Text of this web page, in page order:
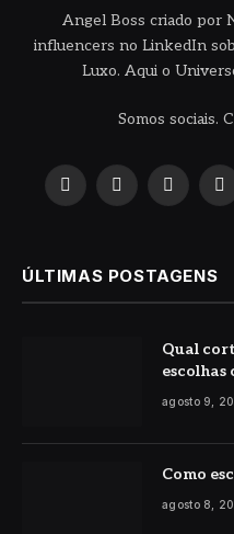
Angel Boss criado por
influencers no LinkedIn
Luxo. Aqui o
Somos sociais.
X
InstagramPinterest
ÚLTIMAS POSTAGENS
Qual
agosto 9,
Como
agosto 8,